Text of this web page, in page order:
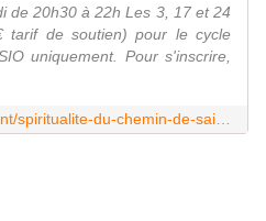
de 20h30 à 22h Les 3, 17 et 24
tarif de soutien) pour le cycle
uniquement. Pour s'inscrire,